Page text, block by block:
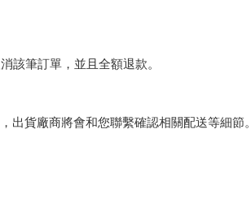
該筆訂單，並且全額退款。
貨廠商將會和您聯繫確認相關配送等細節。